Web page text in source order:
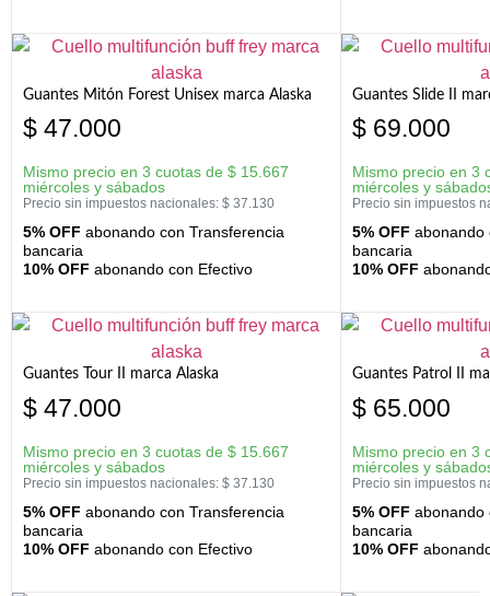
Guantes Mitón Forest Unisex marca Alaska
$ 47.000
Mismo precio en 3 cuotas de $ 15.667
miércoles y sábados
Precio sin impuestos nacionales: $ 37.130
5% OFF abonando con Transferencia
bancaria
10% OFF abonando con Efectivo
Guantes Slide II
$ 69.000
Mismo precio en 3
miércoles y
Precio sin impuestos
5% OFF abonando
bancaria
10% OFF
Guantes Tour II marca Alaska
$ 47.000
Mismo precio en 3 cuotas de $ 15.667
miércoles y sábados
Precio sin impuestos nacionales: $ 37.130
5% OFF abonando con Transferencia
bancaria
10% OFF abonando con Efectivo
Guantes Patrol II
$ 65.000
Mismo precio en 3
miércoles y
Precio sin impuestos
5% OFF abonando
bancaria
10% OFF